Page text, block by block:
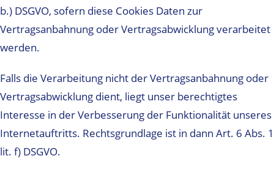
b.) DSGVO, sofern diese Cookies Daten zur
Vertragsanbahnung oder Vertragsabwicklung verarbeitet
werden.
Falls die Verarbeitung nicht der Vertragsanbahnung oder
Vertragsabwicklung dient, liegt unser berechtigtes
Interesse in der Verbesserung der Funktionalität unseres
Internetauftritts. Rechtsgrundlage ist in dann Art. 6 Abs. 1
lit. f) DSGVO.